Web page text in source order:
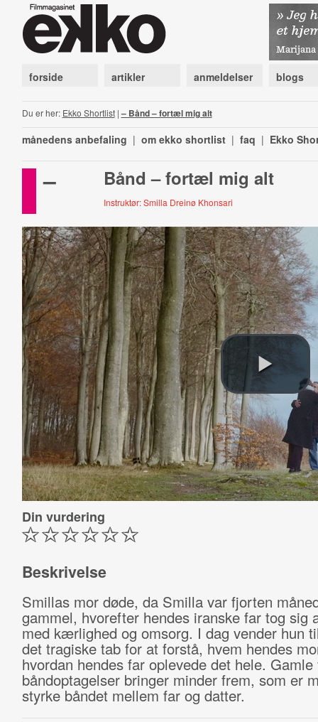
forside artikler anmeldelser blogs
Du er her: Ekko Shortlist| – Bånd – fortæl mig alt
månedens anbefaling | om ekko shortlist | faq | Ekko
– Bånd – fortæl mig alt
Instruktør: Smilla Dreinø Khonsari
Din vurdering
Beskrivelse
Smillas mor døde, da Smilla var fjorten
gammel, hvorefter hendes iranske far tog sig
med kærlighed og omsorg. I dag vender hun
det tragiske tab for at forstå, hvem hendes
hvordan hendes far oplevede det hele. Gamle
båndoptagelser bringer minder frem, som er
styrke båndet mellem far og datter.